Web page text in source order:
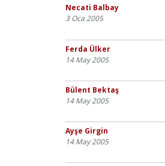
Necati Balbay
3 Oca 2005
Ferda Ülker
14 May 2005
Bülent Bektaş
14 May 2005
Ayşe Girgin
14 May 2005